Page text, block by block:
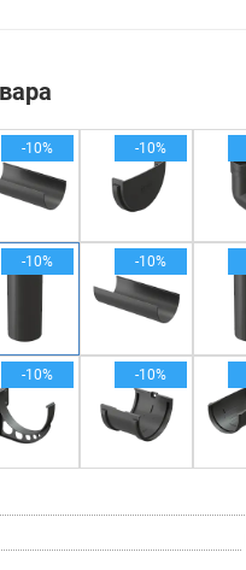
-10% -10%
-10% -10%
-10% -10%